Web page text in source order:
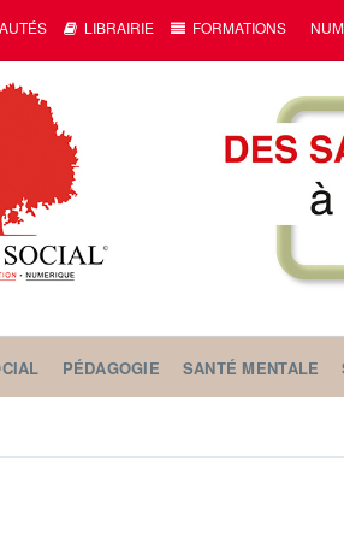
LIBRAIRIE FORMATIONS
PÉDAGOGIE SANTÉ MENTALE